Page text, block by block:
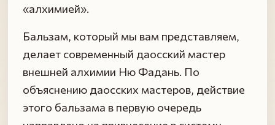
«алхимией».
Бальзам, который мы вам представляем,
делает современный даосский мастер
внешней алхимии Ню Фадань. По
объяснению даосских мастеров, действие
этого бальзама в первую очередь